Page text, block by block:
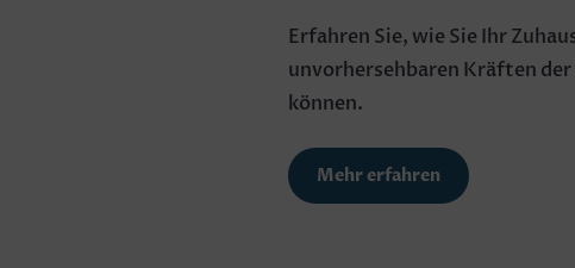
Erfahren Sie, wie Sie Ihr
unvorhersehbaren Kräften
können.
Mehr erfahren